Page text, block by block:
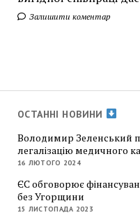
Залишити коментар
ОСТАННІ НОВИНИ
Володимир Зеленський
легалізацію медичного
16 ЛЮТОГО 2024
ЄС обговорює
без Угорщини
15 ЛИСТОПАДА 2023